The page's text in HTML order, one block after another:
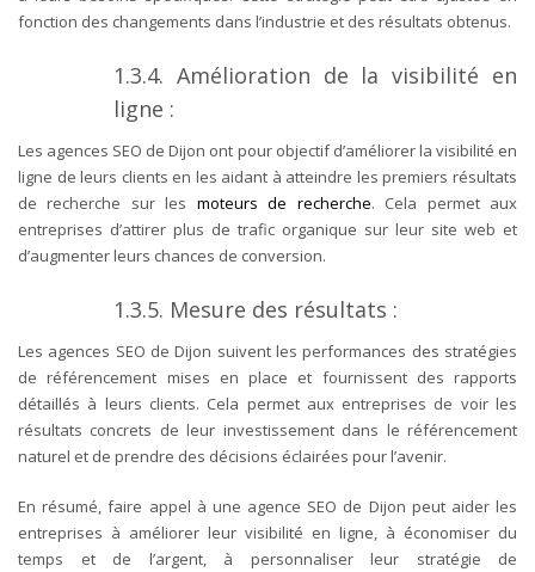
fonction des changements dans l’industrie et des résultats obtenus.
1.3.4. Amélioration de la visibilité en
ligne :
Les agences SEO de Dijon ont pour objectif d’améliorer la visibilité en
ligne de leurs clients en les aidant à atteindre les premiers résultats
de recherche sur les moteurs de recherche. Cela permet aux
entreprises d’attirer plus de trafic organique sur leur site web et
d’augmenter leurs chances de conversion.
1.3.5. Mesure des résultats :
Les agences SEO de Dijon suivent les performances des stratégies
de référencement mises en place et fournissent des rapports
détaillés à leurs clients. Cela permet aux entreprises de voir les
résultats concrets de leur investissement dans le référencement
naturel et de prendre des décisions éclairées pour l’avenir.
En résumé, faire appel à une agence SEO de Dijon peut aider les
entreprises à améliorer leur visibilité en ligne, à économiser du
temps et de l’argent, à personnaliser leur stratégie de